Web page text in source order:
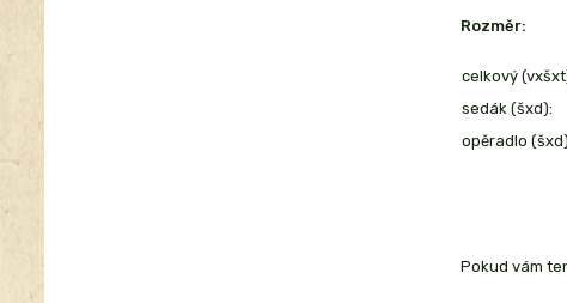
Rozměr:
celkový
sedák (šxd):
opěradlo
Pokud vám